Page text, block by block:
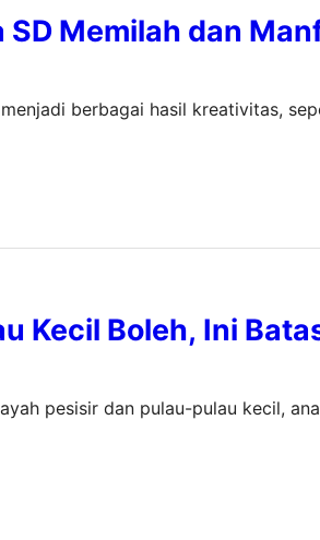
Memilah dan
berbagai hasil kreativitas,
Kecil Boleh, Ini
pesisir dan pulau-pulau kecil,